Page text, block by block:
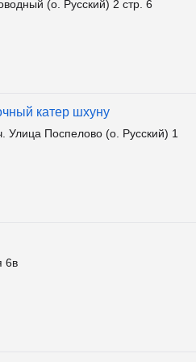
(о. Русский) 2 стр. 6
катер шхуну
Поспелово (о. Русский) 1
6в